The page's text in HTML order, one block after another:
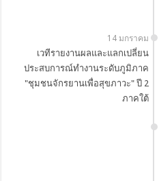
14 มกราคม
เวทีรายงานผลและแลกเปลี่ยน
ประสบการณ์ทำงานระดับภูมิภาค
"ชุมชนจักรยานเพื่อสุขภาวะ" ปี 2
ภาคใต้